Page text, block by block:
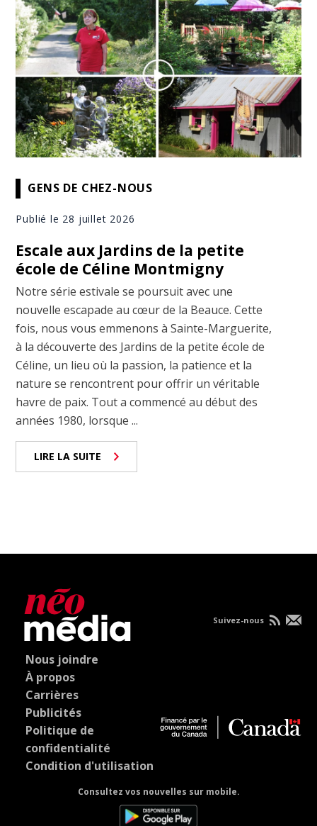
GENS DE CHEZ-NOUS
Publié le 28 juillet 2026
Escale aux Jardins de la petite
école de Céline Montmigny
Notre série estivale se poursuit avec une
nouvelle escapade au cœur de la Beauce. Cette
fois, nous vous emmenons à Sainte-Marguerite,
à la découverte des Jardins de la petite école de
Céline, un lieu où la passion, la patience et la
nature se rencontrent pour offrir un véritable
havre de paix. Tout a commencé au début des
années 1980, lorsque ...
LIRE LA SUITE
Nous joindre
À propos
Carrières
Publicités
Politique de
confidentialité
Condition d'utilisation
Consultez vos nouvelles sur mobile.
Suivez-nous